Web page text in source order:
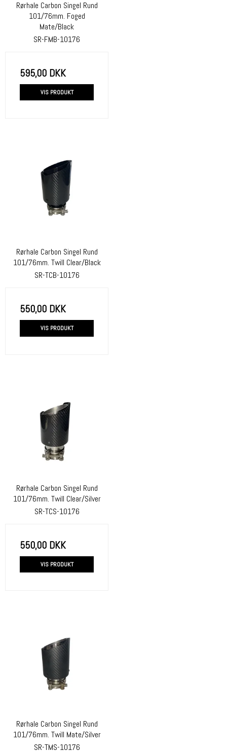
Rørhale Carbon Singel Rund
101/76mm. Foged
Mate/Black
SR-FMB-10176
595,00 DKK
VIS PRODUKT
Rørhale Carbon Singel Rund
101/76mm. Twill Clear/Black
SR-TCB-10176
550,00 DKK
VIS PRODUKT
Rørhale Carbon Singel Rund
101/76mm. Twill Clear/Silver
SR-TCS-10176
550,00 DKK
VIS PRODUKT
Rørhale Carbon Singel Rund
101/76mm. Twill Mate/Silver
SR-TMS-10176